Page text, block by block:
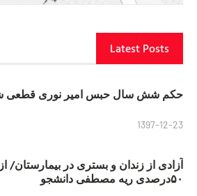
Latest Posts
حکم شش سال حبس امیر نوری قطعی
1397-12-23
آزادی از زندان و بستری در بیمارستان/
۵۰درصدی ریه مصطفی دانشجو